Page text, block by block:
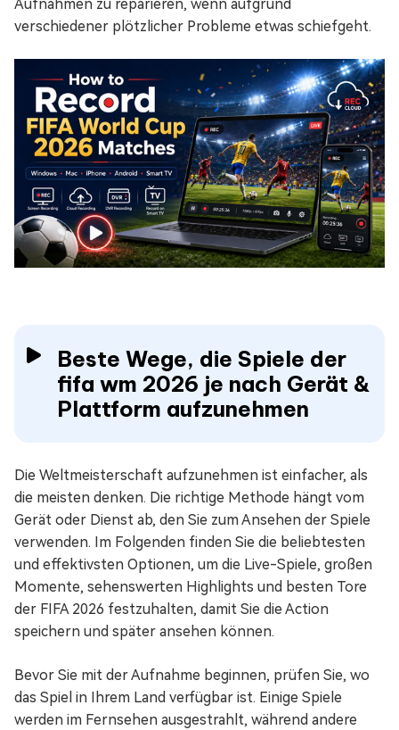
Aufnahmen zu reparieren, wenn aufgrund
verschiedener plötzlicher Probleme etwas schiefgeht.
Beste Wege, die Spiele der
fifa wm 2026 je nach Gerät &
Plattform aufzunehmen
Die Weltmeisterschaft aufzunehmen ist einfacher, als
die meisten denken. Die richtige Methode hängt vom
Gerät oder Dienst ab, den Sie zum Ansehen der Spiele
verwenden. Im Folgenden finden Sie die beliebtesten
und effektivsten Optionen, um die Live-Spiele, großen
Momente, sehenswerten Highlights und besten Tore
der FIFA 2026 festzuhalten, damit Sie die Action
speichern und später ansehen können.
Bevor Sie mit der Aufnahme beginnen, prüfen Sie, wo
das Spiel in Ihrem Land verfügbar ist. Einige Spiele
werden im Fernsehen ausgestrahlt, während andere